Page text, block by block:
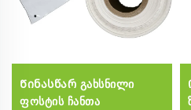
Წინასწარ გახსნილი
ფოსტის ჩანთა